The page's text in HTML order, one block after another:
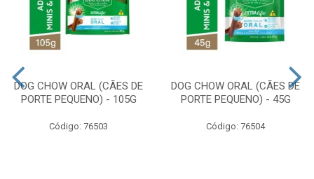
DOG CHOW ORAL (CÃES DE
PORTE PEQUENO) - 105G
Código: 76503
DOG CHOW ORAL (CÃES DE
PORTE PEQUENO) - 45G
Código: 76504